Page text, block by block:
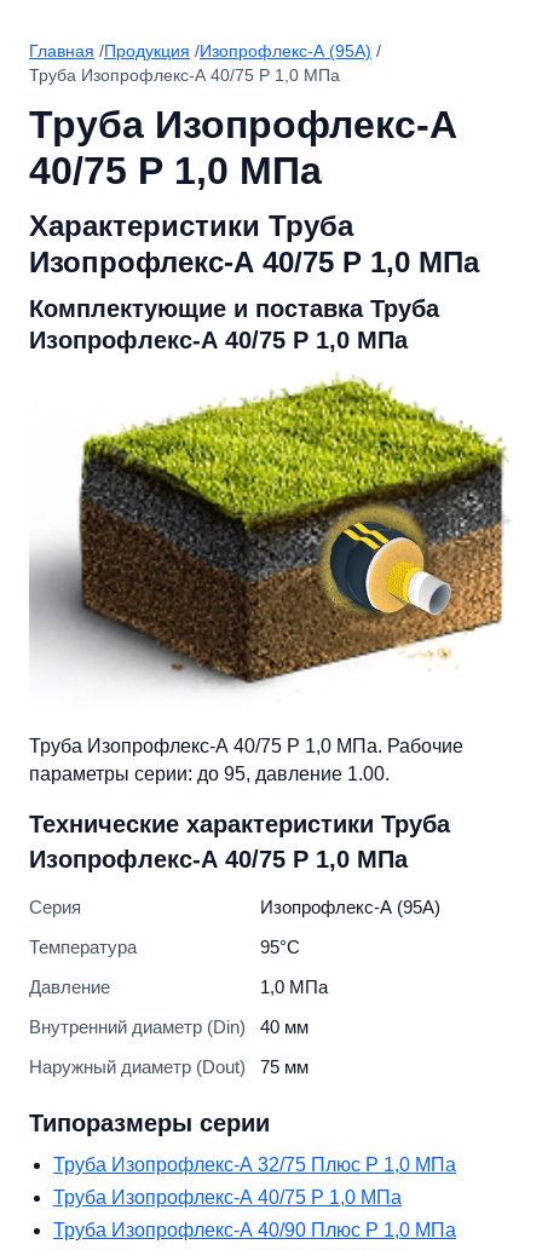
Главная /Продукция /Изопрофлекс-А (95А) /
Труба Изопрофлекс-А 40/75 Р 1,0 МПа
Труба Изопрофлекс-А
40/75 Р 1,0 МПа
Характеристики Труба
Изопрофлекс-А 40/75 Р 1,0 МПа
Комплектующие и поставка Труба
Изопрофлекс-А 40/75 Р 1,0 МПа
Труба Изопрофлекс-А 40/75 Р 1,0 МПа. Рабочие
параметры серии: до 95, давление 1.00.
Технические характеристики Труба
Изопрофлекс-А 40/75 Р 1,0 МПа
Серия
Изопрофлекс-А (95А)
Температура
95°C
Давление
1,0 МПа
Внутренний диаметр (Din)
40 мм
Наружный диаметр (Dout)
75 мм
Типоразмеры серии
Труба Изопрофлекс-А 32/75 Плюс Р 1,0 МПа
Труба Изопрофлекс-А 40/75 Р 1,0 МПа
Труба Изопрофлекс-А 40/90 Плюс Р 1,0 МПа